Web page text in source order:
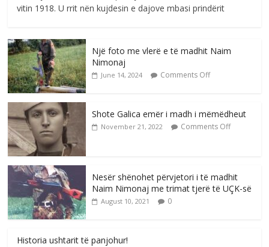
vitin 1918. U rrit nën kujdesin e dajove mbasi prindërit
Një foto me vlerë e të madhit Naim
Nimonaj
June 14, 2024 Comments Off
Shote Galica emër i madh i mëmëdheut
November 21, 2022 Comments Off
Nesër shënohet përvjetori i të madhit
Naim Nimonaj me trimat tjerë të UÇK-së
August 10, 2021 0
Historia ushtarit të panjohur!